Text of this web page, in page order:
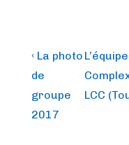
Post
navigation
Previous
Post
is
‹ La photo
de
groupe
2017
Next
Post
is
LCC